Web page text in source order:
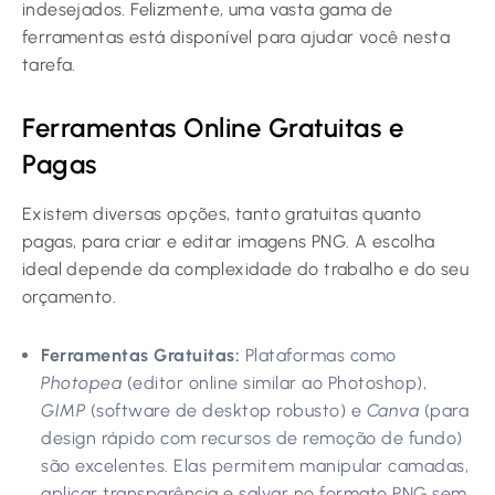
indesejados. Felizmente, uma vasta gama de
ferramentas está disponível para ajudar você nesta
tarefa.
Ferramentas Online Gratuitas e
Pagas
Existem diversas opções, tanto gratuitas quanto
pagas, para criar e editar imagens PNG. A escolha
ideal depende da complexidade do trabalho e do seu
orçamento.
Ferramentas Gratuitas: Plataformas como
Photopea (editor online similar ao Photoshop),
GIMP (software de desktop robusto) e Canva (para
design rápido com recursos de remoção de fundo)
são excelentes. Elas permitem manipular camadas,